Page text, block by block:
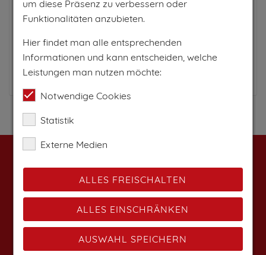
80€
für 4 Personen
Zum Anbieter
um diese Präsenz zu verbessern oder
Funktionalitäten anzubieten.
Hier findet man alle entsprechenden
Informationen und kann entscheiden, welche
Leistungen man nutzen möchte:
Notwendige Cookies
Statistik
Externe Medien
ALLES FREISCHALTEN
ALLES EINSCHRÄNKEN
AUSWAHL SPEICHERN